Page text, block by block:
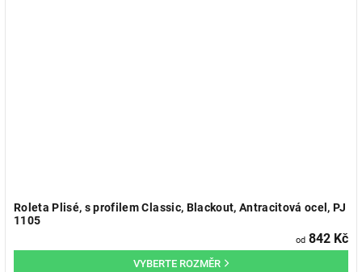
Roleta Plisé, s profilem Classic, Blackout, Antracitová ocel, PJ
1105
od 842 Kč